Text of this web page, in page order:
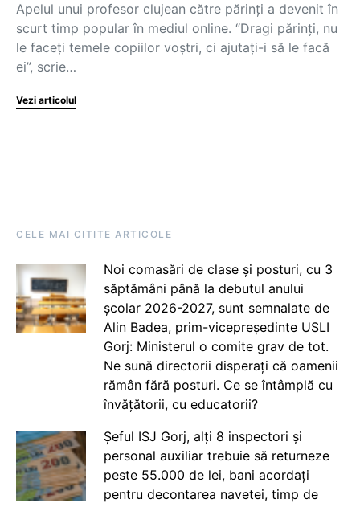
Apelul unui profesor clujean către părinți a devenit în
scurt timp popular în mediul online. “Dragi părinţi, nu
le faceţi temele copiilor voştri, ci ajutaţi-i să le facă
ei”, scrie…
Vezi articolul
CELE MAI CITITE ARTICOLE
Noi comasări de clase și posturi, cu 3
săptămâni până la debutul anului
școlar 2026-2027, sunt semnalate de
Alin Badea, prim-vicepreședinte USLI
Gorj: Ministerul o comite grav de tot.
Ne sună directorii disperați că oamenii
rămân fără posturi. Ce se întâmplă cu
învățătorii, cu educatorii?
Șeful ISJ Gorj, alți 8 inspectori și
personal auxiliar trebuie să returneze
peste 55.000 de lei, bani acordați
pentru decontarea navetei, timp de